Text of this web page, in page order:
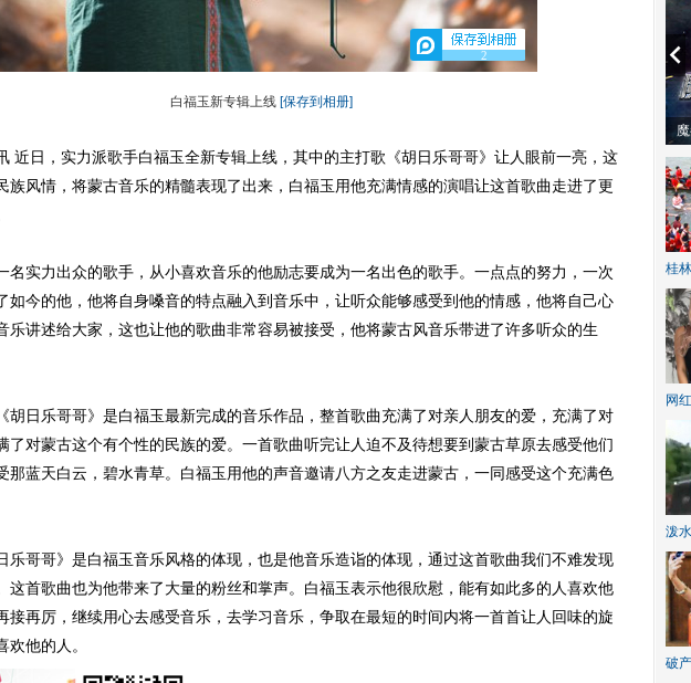
2
白福玉新专辑上线 [保存到相册]
日，实力派歌手白福玉全新专辑上线，其中的主打歌《胡日乐哥哥》让人眼前一亮，这
族风情，将蒙古音乐的精髓表现了出来，白福玉用他充满情感的演唱让这首歌曲走进了更
实力出众的歌手，从小喜欢音乐的他励志要成为一名出色的歌手。一点点的努力，一次
如今的他，他将自身嗓音的特点融入到音乐中，让听众能够感受到他的情感，他将自己心
乐讲述给大家，这也让他的歌曲非常容易被接受，他将蒙古风音乐带进了许多听众的生
日乐哥哥》是白福玉最新完成的音乐作品，整首歌曲充满了对亲人朋友的爱，充满了对
了对蒙古这个有个性的民族的爱。一首歌曲听完让人迫不及待想要到蒙古草原去感受他们
那蓝天白云，碧水青草。白福玉用他的声音邀请八方之友走进蒙古，一同感受这个充满色
哥哥》是白福玉音乐风格的体现，也是他音乐造诣的体现，通过这首歌曲我们不难发现
这首歌曲也为他带来了大量的粉丝和掌声。白福玉表示他很欣慰，能有如此多的人喜欢他
接再厉，继续用心去感受音乐，去学习音乐，争取在最短的时间内将一首首让人回味的旋
欢他的人。
桂
网
泼
破